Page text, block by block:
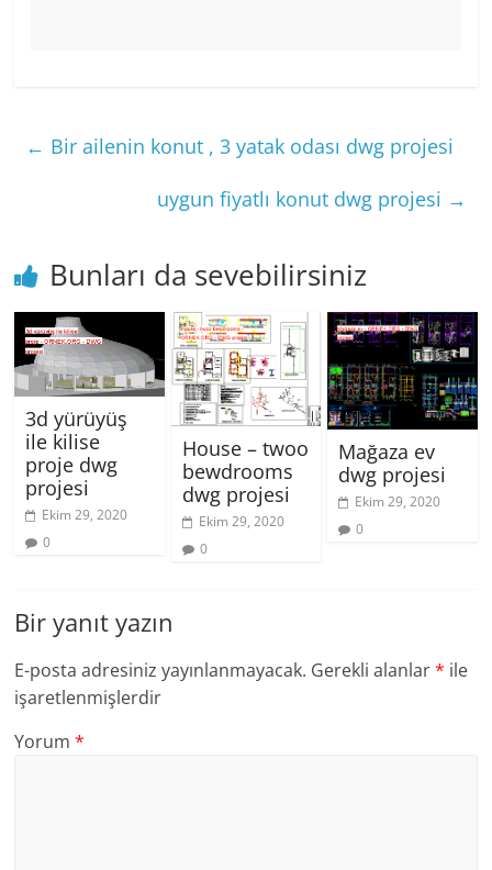
← Bir ailenin konut , 3 yatak odası dwg projesi
uygun fiyatlı konut dwg projesi →
Bunları da sevebilirsiniz
3d yürüyüş
ile kilise
proje dwg
projesi
Ekim 29, 2020
0
House – twoo
bewdrooms
dwg projesi
Ekim 29, 2020
0
Mağaza ev
dwg projesi
Ekim 29, 2020
0
Bir yanıt yazın
E-posta adresiniz yayınlanmayacak. Gerekli alanlar* ile
işaretlenmişlerdir
Yorum*